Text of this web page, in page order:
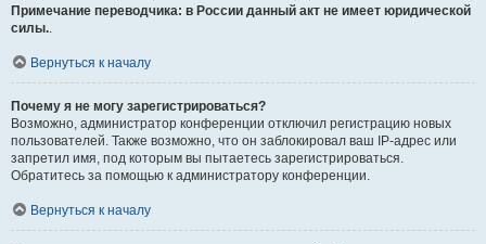
Примечание переводчика: в России данный акт не имеет юридической
силы..
Вернуться к началу
Почему я не могу зарегистрироваться?
Возможно, администратор конференции отключил регистрацию новых
пользователей. Также возможно, что он заблокировал ваш IP-адрес или
запретил имя, под которым вы пытаетесь зарегистрироваться.
Обратитесь за помощью к администратору конференции.
Вернуться к началу